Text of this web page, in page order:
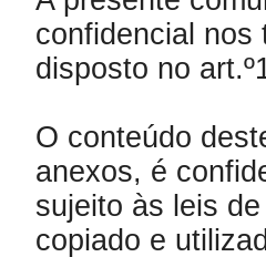
confidencial nos
disposto no
O conteúdo
anexos, é
sujeito às leis
copiado e